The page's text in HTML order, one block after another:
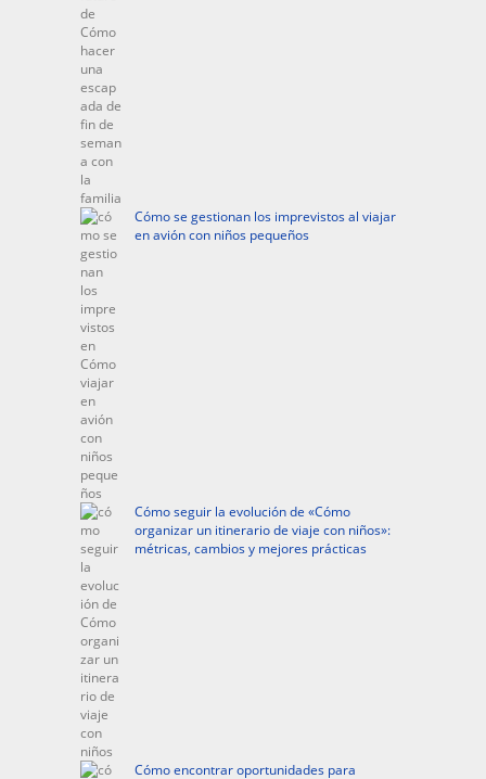
Cómo se gestionan los imprevistos al viajar
en avión con niños pequeños
Cómo seguir la evolución de «Cómo
organizar un itinerario de viaje con niños»:
métricas, cambios y mejores prácticas
Cómo encontrar oportunidades para